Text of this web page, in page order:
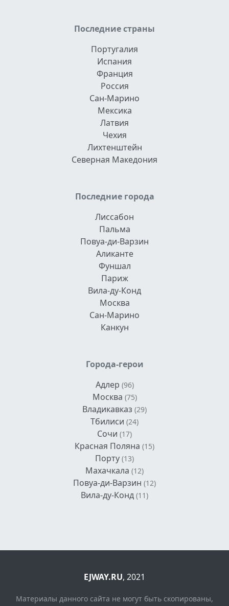
Последние страны
Португалия
Испания
Франция
Россия
Сан-Марино
Мексика
Латвия
Чехия
Лихтенштейн
Северная Македония
Последние города
Лиссабон
Пальма
Повуа-ди-Варзин
Аликанте
Фуншал
Париж
Вила-ду-Конд
Москва
Сан-Марино
Канкун
Города-герои
Адлер (96)
Москва (75)
Владикавказ (29)
Тбилиси (24)
Сочи (17)
Красная Поляна (15)
Порту (13)
Махачкала (12)
Повуа-ди-Варзин (12)
Вила-ду-Конд (11)
EJWAY.RU, 2021
Материалы данного сайта не могут быть скопированы,